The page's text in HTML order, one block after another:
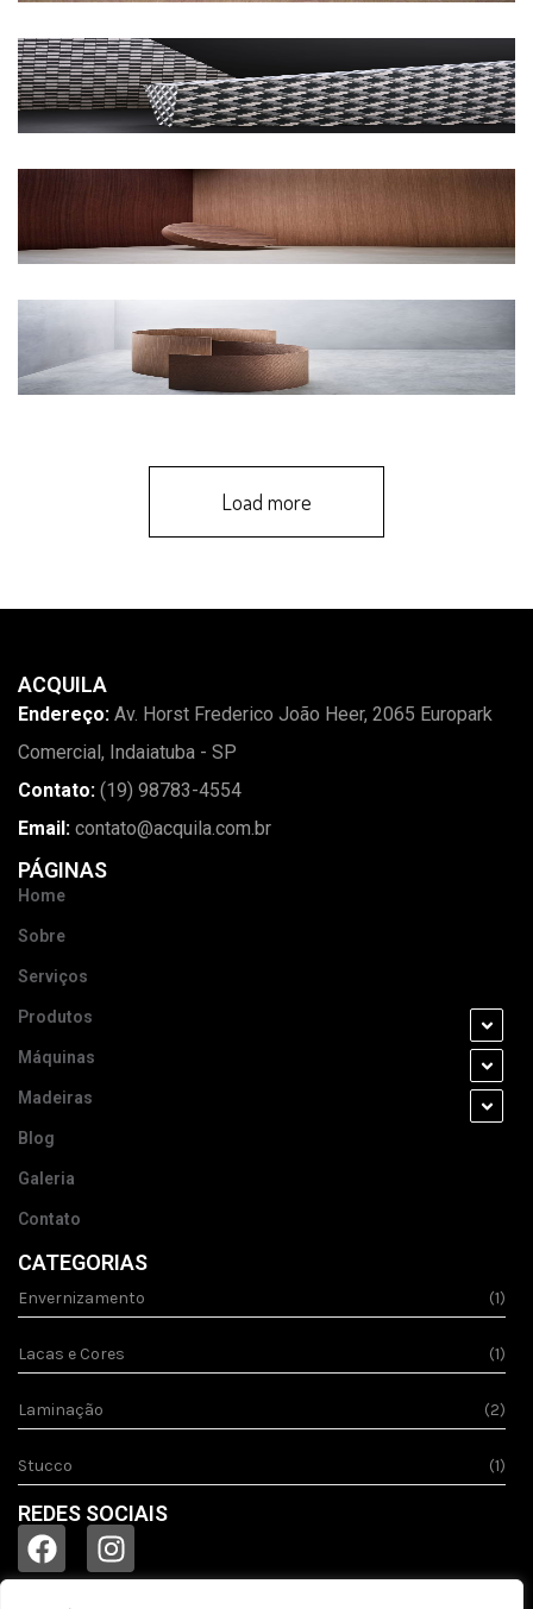
Load more
ACQUILA
Endereço: Av. Horst Frederico João Heer, 2065 Europark
Comercial, Indaiatuba - SP
Contato: (19) 98783-4554
Email: contato@acquila.com.br
PÁGINAS
Home
Sobre
Serviços
Produtos
Máquinas
Madeiras
Blog
Galeria
Contato
CATEGORIAS
Envernizamento (1)
Lacas e Cores (1)
Laminação (2)
Stucco (1)
REDES SOCIAIS